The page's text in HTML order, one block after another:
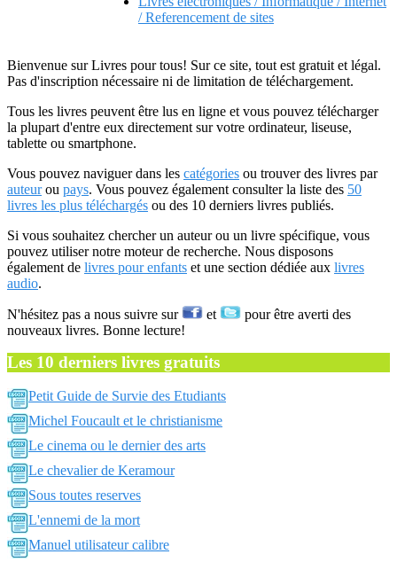
/ Referencement de sites
Bienvenue sur Livres pour tous! Sur ce site, tout est gratuit et légal.
Pas d'inscription nécessaire ni de limitation de téléchargement.
Tous les livres peuvent être lus en ligne et vous pouvez télécharger
la plupart d'entre eux directement sur votre ordinateur, liseuse,
tablette ou smartphone.
Vous pouvez naviguer dans les catégories ou trouver des livres par
auteurou pays. Vous pouvez également consulter la liste des 50
livres les plus téléchargés ou des 10 derniers livres publiés.
Si vous souhaitez chercher un auteur ou un livre spécifique, vous
pouvez utiliser notre moteur de recherche. Nous disposons
également de livres pour enfants et une section dédiée aux livres
audio.
N'hésitez pas a nous suivre sur et
pour être averti des
nouveaux livres. Bonne lecture!
Les 10 derniers livres gratuits
Petit Guide de Survie des Etudiants
Michel Foucault et le christianisme
Le cinema ou le dernier des arts
Le chevalier de Keramour
Sous toutes reserves
L'ennemi de la mort
Manuel utilisateur calibre